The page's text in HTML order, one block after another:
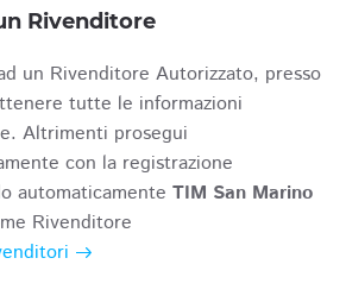
Rivenditore
un Rivenditore Autorizzato, presso
tutte le informazioni
Altrimenti prosegui
con la registrazione
automaticamente TIM San Marino
Rivenditore